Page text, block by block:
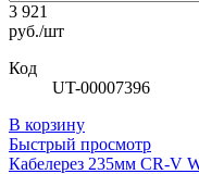
3 921
руб./шт
Код
UT-00007396
В корзину
Быстрый просмотр
Кабелерез 235мм CR-V